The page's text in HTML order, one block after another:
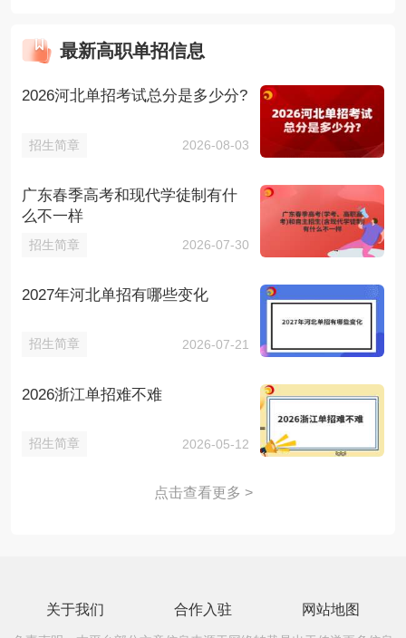
最新高职单招信息
2026河北单招考试总分是多少分?
招生简章 2026-08-03
广东春季高考和现代学徒制有什
么不一样
招生简章 2026-07-30
2027年河北单招有哪些变化
招生简章 2026-07-21
2026浙江单招难不难
招生简章 2026-05-12
点击查看更多 >
关于我们 合作入驻 网站地图